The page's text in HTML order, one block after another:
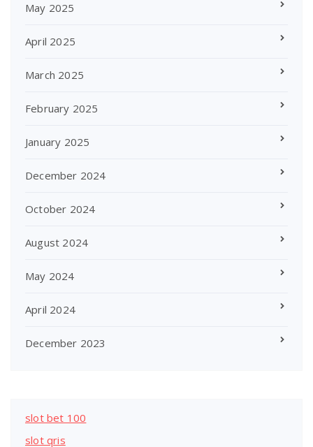
May 2025
April 2025
March 2025
February 2025
January 2025
December 2024
October 2024
August 2024
May 2024
April 2024
December 2023
slot bet 100
slot qris